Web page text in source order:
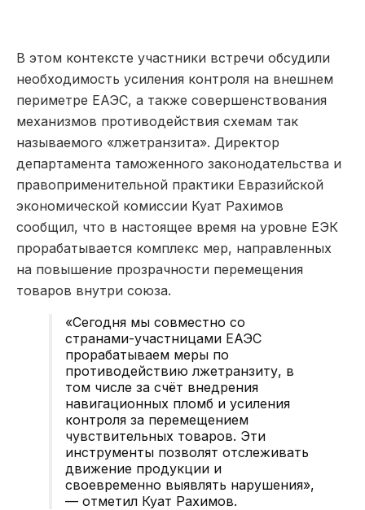
В этом контексте участники встречи обсудили
необходимость усиления контроля на внешнем
периметре ЕАЭС, а также совершенствования
механизмов противодействия схемам так
называемого «лжетранзита». Директор
департамента таможенного законодательства и
правоприменительной практики Евразийской
экономической комиссии Куат Рахимов
сообщил, что в настоящее время на уровне ЕЭК
прорабатывается комплекс мер, направленных
на повышение прозрачности перемещения
товаров внутри союза.
«Сегодня мы совместно со
странами-участницами ЕАЭС
прорабатываем меры по
противодействию лжетранзиту, в
том числе за счёт внедрения
навигационных пломб и усиления
контроля за перемещением
чувствительных товаров. Эти
инструменты позволят отслеживать
движение продукции и
своевременно выявлять нарушения»,
— отметил Куат Рахимов.